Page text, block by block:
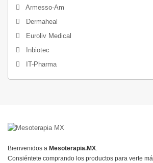
Armesso-Am
Dermaheal
Euroliv Medical
Inbiotec
IT-Pharma
Bienvenidos a Mesoterapia.MX.
Consiéntete comprando los productos para verte